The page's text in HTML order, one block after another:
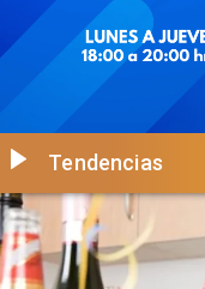
Tendencias